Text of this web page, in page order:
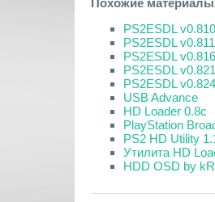
Похожие материалы
PS2ESDL v0.810
PS2ESDL
PS2ESDL
PS2ESDL v0.821
PS2ESDL v0.824
USB Advance
HD Loader 0.8c
PlayStation
PS2 HD Utility
Утилита HD
HDD OSD by